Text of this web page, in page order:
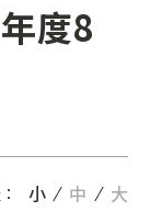
度8
小 中 大